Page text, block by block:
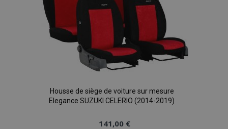
Housse de siège de voiture sur mesure
Elegance SUZUKI CELERIO (2014-2019)
141,00 €